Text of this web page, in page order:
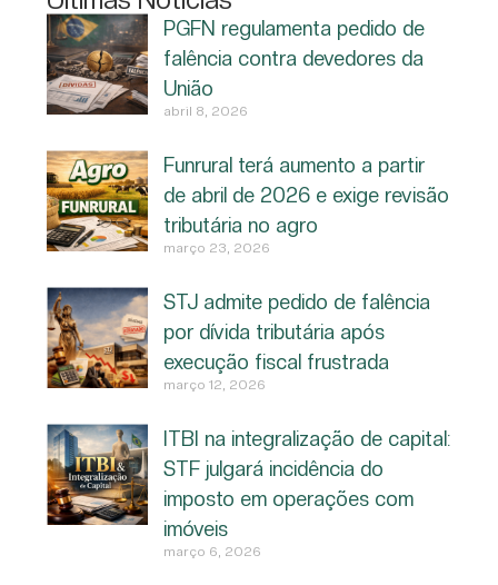
PGFN regulamenta pedido de
falência contra devedores da
União
abril 8, 2026
Funrural terá aumento a partir
de abril de 2026 e exige revisão
tributária no agro
março 23, 2026
STJ admite pedido de falência
por dívida tributária após
execução fiscal frustrada
março 12, 2026
ITBI na integralização de capital:
STF julgará incidência do
imposto em operações com
imóveis
março 6, 2026